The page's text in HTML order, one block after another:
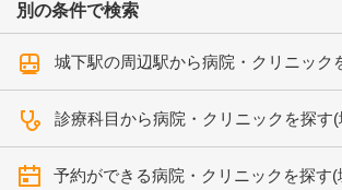
別の条件で検索
城下駅の周辺駅から病院・クリニック
診療科目から病院・クリニックを探す(
予約ができる病院・クリニックを探す(